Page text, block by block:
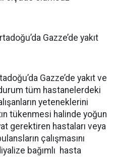
Gazze’de yakıt
Gazze’de yakıt ve
tüm hastanelerdeki
yeteneklerini
tükenmesi halinde yoğun
gerektiren hastaları veya
çalışmasını
bağımlı hasta